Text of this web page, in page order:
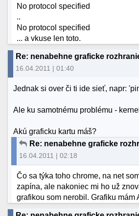
No protocol specified
..
No protocol specified
... a vkuse len toto.
Re: nenabehne graficke
16.04.2011 | 01:40
Jednak si over či ti ide sieť, napr:
Ale ku samotnému problému -
Akú graficku kartu máš?
Re: nenabehne graficke
16.04.2011 | 02:18
Čo sa týka toho chrome, na net
zapína, ale nakoniec mi ho už
grafikou som nerobil. Grafiku mám